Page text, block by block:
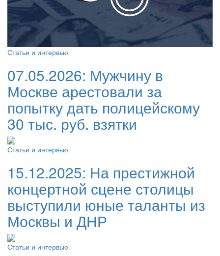
Статьи и интервью
07.05.2026: Мужчину в
Москве арестовали за
попытку дать полицейскому
30 тыс. руб. взятки
Статьи и интервью
15.12.2025: На престижной
концертной сцене столицы
выступили юные таланты из
Москвы и ДНР
Статьи и интервью